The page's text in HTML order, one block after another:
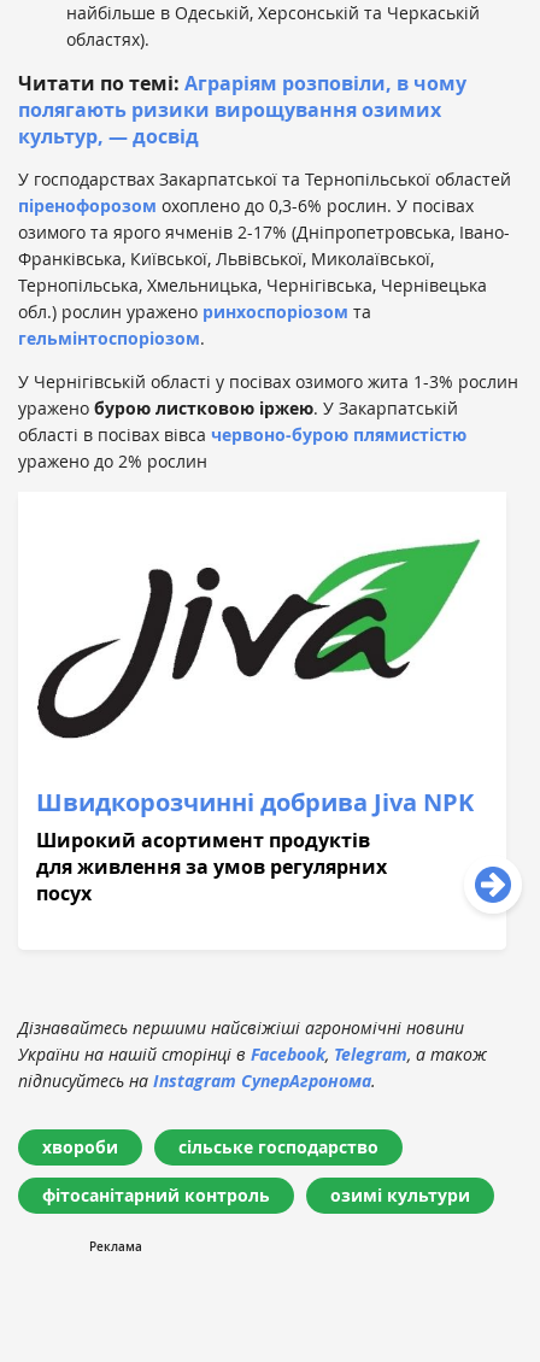
найбільше в Одеській, Херсонській та Черкаській
областях).
Читати по темі: Аграріям розповіли, в чому
полягають ризики вирощування озимих
культур, — досвід
У господарствах Закарпатської та Тернопільської областей
піренофорозом охоплено до 0,3-6% рослин. У посівах
озимого та ярого ячменів 2-17% (Дніпропетровська, Івано-
Франківська, Київської, Львівської, Миколаївської,
Тернопільська, Хмельницька, Чернігівська, Чернівецька
обл.) рослин уражено ринхоспоріозом та
гельмінтоспоріозом.
У Чернігівській області у посівах озимого жита 1-3% рослин
уражено бурою листковою іржею. У Закарпатській
області в посівах вівса червоно-бурою плямистістю
уражено до 2% рослин
Швидкорозчинні добрива Jiva NPK
Широкий асортимент продуктів
для живлення за умов регулярних
посух
Дізнавайтесь першими найсвіжіші агрономічні новини
України на нашій сторінці в Facebook, Telegram, а також
підписуйтесь на Instagram СуперАгронома.
хвороби сільське господарство
фітосанітарний контроль озимі культури